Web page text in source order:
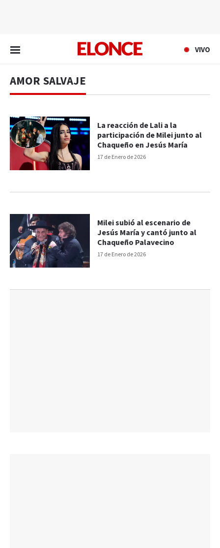
VIVO
AMOR SALVAJE
17 de Enero de 2026
La reacción de Lali a la
participación de Milei junto al
Chaqueño en Jesús María
17 de Enero de 2026
Milei subió al escenario de
Jesús María y cantó junto al
Chaqueño Palavecino